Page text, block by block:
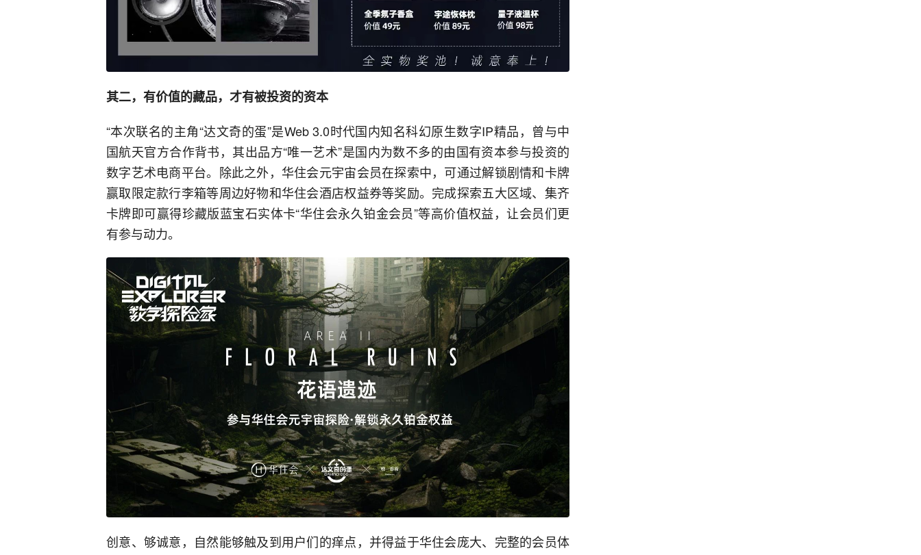
其二，有价值的藏品，才有被投资的资本
“本次联名的主角“达文奇的蛋”是Web 3.0时代国内知名科幻原生数字IP精品，曾与中
国航天官方合作背书，其出品方“唯一艺术”是国内为数不多的由国有资本参与投资的
数字艺术电商平台。除此之外，华住会元宇宙会员在探索中，可通过解锁剧情和卡牌
赢取限定款行李箱等周边好物和华住会酒店权益券等奖励。完成探索五大区域、集齐
卡牌即可赢得珍藏版蓝宝石实体卡“华住会永久铂金会员”等高价值权益，让会员们更
有参与动力。
创意、够诚意，自然能够触及到用户们的痒点，并得益于华住会庞大、完整的会员体